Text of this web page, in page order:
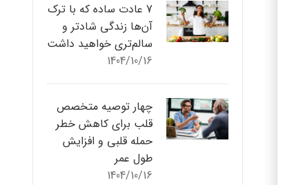
7 عادت ساده که با ترک
آن‌ها زندگی شادتر و
سالم‌تری خواهید داشت
1404/10/16
چهار توصیه متخصص
قلب برای کاهش خطر
حمله قلبی و افزایش
طول عمر
1404/10/16